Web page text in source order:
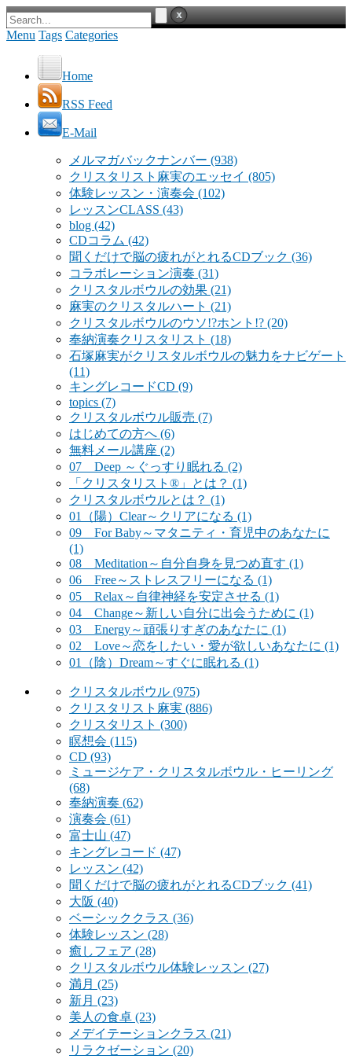
Menu Tags Categories
Home
RSS Feed
E-Mail
メルマガバックナンバー (938)
クリスタリスト麻実のエッセイ (805)
体験レッスン・演奏会 (102)
レッスンCLASS (43)
blog (42)
CDコラム (42)
聞くだけで脳の疲れがとれるCDブック (36)
コラボレーション演奏 (31)
クリスタルボウルの効果 (21)
麻実のクリスタルハート (21)
クリスタルボウルのウソ!?ホント!? (20)
奉納演奏クリスタリスト (18)
石塚麻実がクリスタルボウルの魅力をナビゲート
(11)
キングレコードCD (9)
topics (7)
クリスタルボウル販売 (7)
はじめての方へ (6)
無料メール講座 (2)
07 Deep ～ぐっすり眠れる (2)
「クリスタリスト®」とは？ (1)
クリスタルボウルとは？ (1)
01（陽）Clear～クリアになる (1)
09 For Baby～マタニティ・育児中のあなたに
(1)
08 Meditation～自分自身を見つめ直す (1)
06 Free～ストレスフリーになる (1)
05 Relax～自律神経を安定させる (1)
04 Change～新しい自分に出会うために (1)
03 Energy～頑張りすぎのあなたに (1)
02 Love～恋をしたい・愛が欲しいあなたに (1)
01（陰）Dream～すぐに眠れる (1)
クリスタルボウル (975)
クリスタリスト麻実 (886)
クリスタリスト (300)
瞑想会 (115)
CD (93)
ミュージケア・クリスタルボウル・ヒーリング
(68)
奉納演奏 (62)
演奏会 (61)
富士山 (47)
キングレコード (47)
レッスン (42)
聞くだけで脳の疲れがとれるCDブック (41)
大阪 (40)
ベーシッククラス (36)
体験レッスン (28)
癒しフェア (28)
クリスタルボウル体験レッスン (27)
満月 (25)
新月 (23)
美人の食卓 (23)
メデイテーションクラス (21)
リラクゼーション (20)